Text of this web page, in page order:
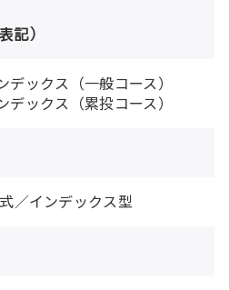
記）
ックス（一般コース）
ックス（累投コース）
／インデックス型